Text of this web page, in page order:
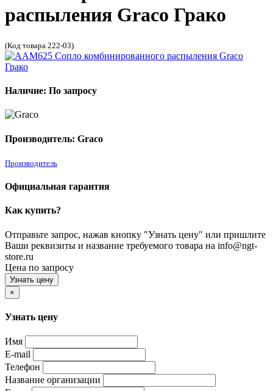
распыления Graco Грако
(Код товара 222-03)
Наличие: По запросу
Производитель: Graco
Производитель
Официальная гарантия
Как купить?
Отправьте запрос, нажав кнопку "Узнать цену" или пришлите
Ваши реквизиты и название требуемого товара на info@ngt-
store.ru
Цена по запросу
Узнать цену
×
Узнать цену
Имя
E-mail
Телефон
Название организации